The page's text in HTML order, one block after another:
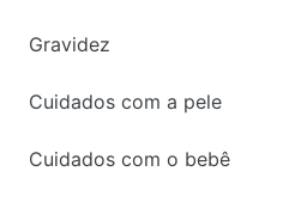
Gravidez
Cuidados com a pele
Cuidados com o bebê